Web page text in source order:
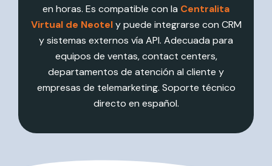
en horas. Es compatible con la Centralita
Virtual de Neotely puede integrarse con CRM
y sistemas externos vía API. Adecuada para
equipos de ventas, contact centers,
departamentos de atención al cliente y
empresas de telemarketing. Soporte técnico
directo en español.